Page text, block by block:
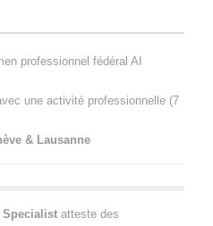
professionnel fédéral AI
une activité professionnelle (7
& Lausanne
atteste des